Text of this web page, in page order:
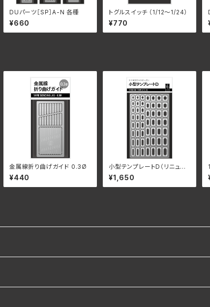
DUパーツ［SP］A-N 各種
¥660
トグルスイッチ （1/12〜1/24）
¥770
金属線折り曲げガイド 0.3Ø
¥440
小型テンプレートD（リニュー
アル）
¥1,650